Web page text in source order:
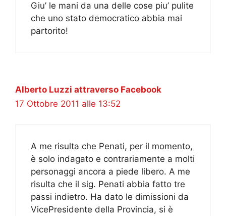
Giu’ le mani da una delle cose piu’ pulite
che uno stato democratico abbia mai
partorito!
Alberto Luzzi attraverso Facebook
17 Ottobre 2011 alle 13:52
A me risulta che Penati, per il momento,
è solo indagato e contrariamente a molti
personaggi ancora a piede libero. A me
risulta che il sig. Penati abbia fatto tre
passi indietro. Ha dato le dimissioni da
VicePresidente della Provincia, si è